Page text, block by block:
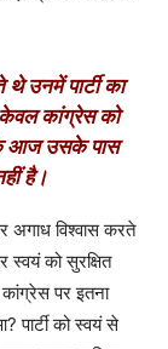
उनमें पार्टी का
कांग्रेस को
आज उसके पास
है।
अगाध विश्वास करते
को सुरक्षित
पर इतना
पार्टी को स्वयं से